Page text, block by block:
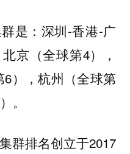
是： 深圳-香港-广
京（全球第4），
），杭州（全球第
。
群排名创立于2017